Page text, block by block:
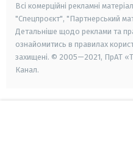
Всі комерційні рекламні
"Спецпроєкт", "Партнерський
Детальніше щодо реклами та
ознайомитись в правилах
захищені. © 2005—2021, ПрАТ
Канал.